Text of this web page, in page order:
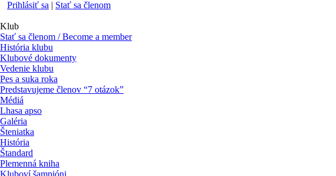
Prihlásiť sa | Stať sa členom
Klub
Stať sa členom / Become a member
História klubu
Klubové dokumenty
Vedenie klubu
Pes a suka roka
Predstavujeme členov “7 otázok”
Médiá
Lhasa apso
Galéria
Šteniatka
História
Štandard
Plemenná kniha
Kluboví šampióni